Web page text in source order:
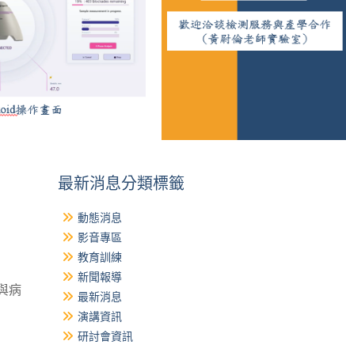
病
最新消息分類標籤
動態消息
影音專區
教育訓練
新聞報導
最新消息
演講資訊
研討會資訊